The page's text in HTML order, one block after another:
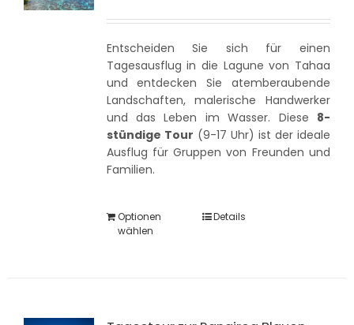
Entscheiden Sie sich für einen
Tagesausflug in die Lagune von Tahaa
und entdecken Sie atemberaubende
Landschaften, malerische Handwerker
und das Leben im Wasser. Diese 8-
stündige Tour (9-17 Uhr) ist der ideale
Ausflug für Gruppen von Freunden und
Familien.
Optionen
wählen
Details